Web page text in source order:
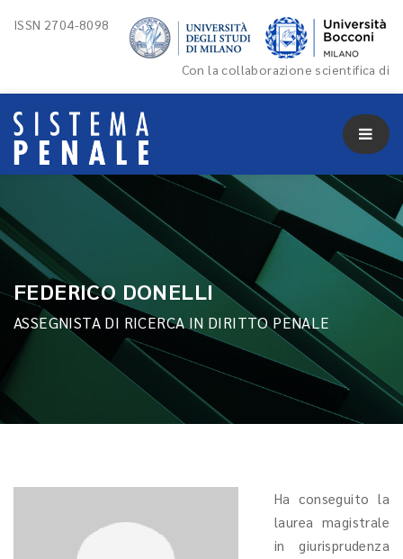
ISSN 2704-8098
Con la collaborazione scientifica di
FEDERICO DONELLI
ASSEGNISTA DI RICERCA IN DIRITTO PENALE
Ha conseguito la
laurea magistrale
in giurisprudenza